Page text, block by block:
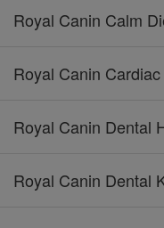
Royal Canin Calm
Royal Canin
Royal Canin Dental
Royal Canin Dental